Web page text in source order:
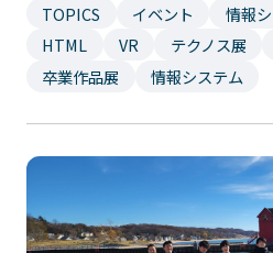
NEWS&TOPICS
プライバシーポリシー サ
TOPICS イベント 情報
HTML
VR テクノス展
卒業作品展
情報システム